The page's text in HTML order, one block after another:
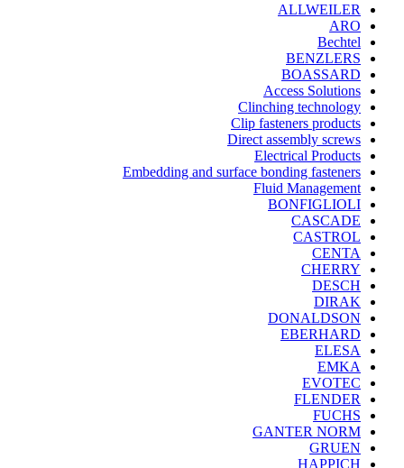
ALLWEILER
ARO
Bechtel
BENZLERS
BOASSARD
Access Solutions
Clinching technology
Clip fasteners products
Direct assembly screws
Electrical Products
Embedding and surface bonding fasteners
Fluid Management
BONFIGLIOLI
CASCADE
CASTROL
CENTA
CHERRY
DESCH
DIRAK
DONALDSON
EBERHARD
ELESA
EMKA
EVOTEC
FLENDER
FUCHS
GANTER NORM
GRUEN
HAPPICH